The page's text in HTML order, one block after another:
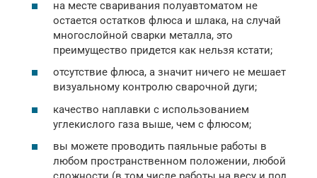
на месте сваривания полуавтоматом не
остается остатков флюса и шлака, на случай
многослойной сварки металла, это
преимущество придется как нельзя кстати;
отсутствие флюса, а значит ничего не мешает
визуальному контролю сварочной дуги;
качество наплавки с использованием
углекислого газа выше, чем с флюсом;
вы можете проводить паяльные работы в
любом пространственном положении, любой